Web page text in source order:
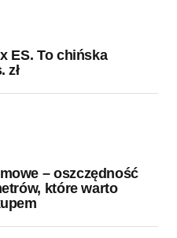
ES. To chińska
zł
– oszczędność
które warto